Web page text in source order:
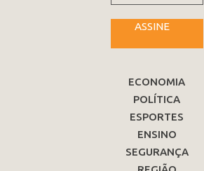
ASSINE
ECONOMIA
POLÍTICA
ESPORTES
ENSINO
SEGURANÇA